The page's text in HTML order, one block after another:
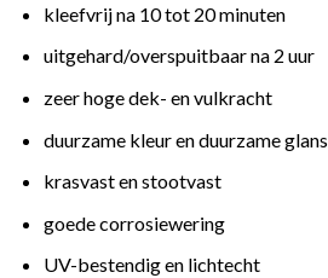
kleefvrij na 10 tot 20 minuten
uitgehard/overspuitbaar na 2 uur
zeer hoge dek- en vulkracht
duurzame kleur en duurzame glans
krasvast en stootvast
goede corrosiewering
UV-bestendig en lichtecht